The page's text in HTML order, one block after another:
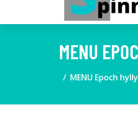
MENU
MENU Epoch